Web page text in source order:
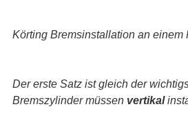
Körting Bremsinstallation an einem
Der erste Satz ist gleich der
Bremszylinder müssen vertikal